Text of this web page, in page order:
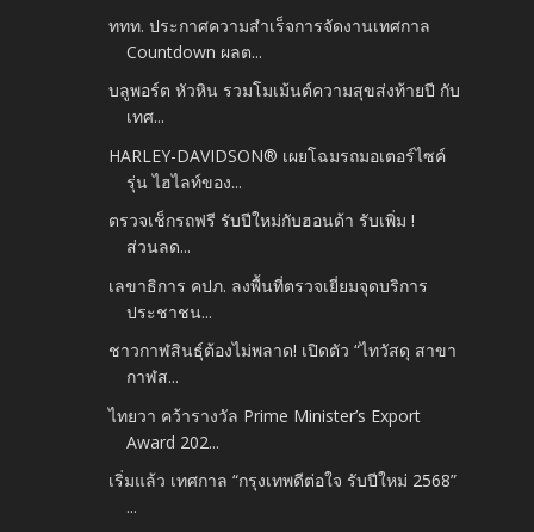
ททท. ประกาศความสำเร็จการจัดงานเทศกาล
Countdown ผลต...
บลูพอร์ต หัวหิน รวมโมเม้นต์ความสุขส่งท้ายปี กับ
เทศ...
HARLEY-DAVIDSON® เผยโฉมรถมอเตอร์ไซค์
รุ่น ไฮไลท์ของ...
ตรวจเช็กรถฟรี รับปีใหม่กับฮอนด้า รับเพิ่ม !
ส่วนลด...
เลขาธิการ คปภ. ลงพื้นที่ตรวจเยี่ยมจุดบริการ
ประชาชน...
ชาวกาฬสินธุ์ต้องไม่พลาด! เปิดตัว “ไทวัสดุ สาขา
กาฬส...
ไทยวา คว้ารางวัล Prime Minister’s Export
Award 202...
เริ่มแล้ว เทศกาล “กรุงเทพดีต่อใจ รับปีใหม่ 2568”
...